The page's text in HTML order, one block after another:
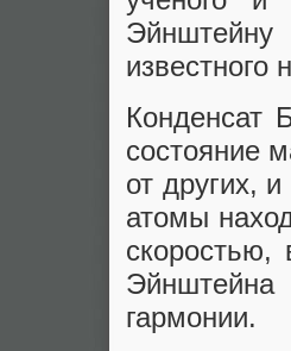
Конденсат
состояние
от других,
атомы
Эйнштейна
гармонии.